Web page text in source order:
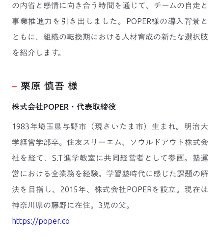
の内省と感情に向き合う時間を通じて、チームの自走と
事業推進力を引き出しました。POPER様の導入背景と
ともに、組織の転換期における人材育成の新たな選択肢
を紹介します。
− 栗原 慎吾 様
株式会社POPER・代表取締役
1983年埼玉県与野市（現さいたま市）生まれ。明治大
学経営学部卒。住友スリーエム、ソウルドアウト株式会
社を経て、S.T進学教室に共同経営者として参画。塾運
営における全業務を経験。学習塾時代に感じた課題の解
決を目指し、2015年、株式会社POPERを設立。現在は
神奈川県の藤野に在住。3児の父。
https://poper.co